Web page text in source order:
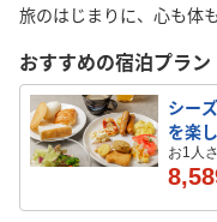
旅のはじまりに、心も体
おすすめの宿泊プラン
シー
を楽
お1人